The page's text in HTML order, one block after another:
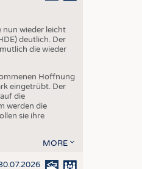
nun wieder leicht
deutlich. Der
die wieder
Hoffnung
eingetrübt. Der
die
werden die
sie ihre
MORE